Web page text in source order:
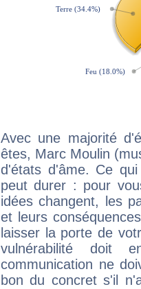
Avec une majorité
êtes, Marc Moulin
d'états d'âme. Ce
peut durer : pour
idées changent, les
et leurs
laisser la porte de
vulnérabilité doit
communication ne
bon du concret s'il